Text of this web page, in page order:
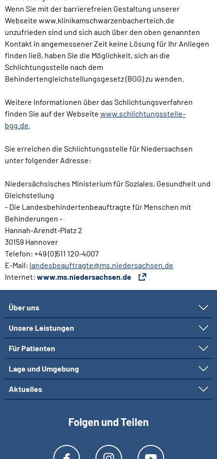
Wenn Sie mit der barrierefreien Gestaltung unserer
Webseite www.klinikamschwarzenbacherteich.de
unzufrieden sind und sich auch über den oben genannten
Kontakt in angemessener Zeit keine Lösung für Ihr Anliegen
finden ließ, haben Sie die Möglichkeit, sich an die
Schlichtungsstelle nach dem
Behindertengleichstellungsgesetz (BGG) zu wenden.
Weitere Informationen über das Schlichtungsverfahren
finden Sie auf der Webseite www.schlichtungsstelle-
bgg.de
Sie erreichen die Schlichtungsstelle für Niedersachsen
unter folgender Adresse:
Niedersächsisches Ministerium für Soziales, Gesundheit und
Gleichstellung
- Die Landesbehindertenbeauftragte für Menschen mit
Behinderungen -
Hannah-Arendt-Platz 2
30159 Hannover
Telefon: +49 (0)511 120-4007
E-Mail: landesbeauftragte@ms.niedersachsen.de
Internet: www.ms.niedersachsen.de
Über uns
Unsere Leistungen
Für Patienten
Lage und Umgebung
Aktuelles
Folgen und Teilen